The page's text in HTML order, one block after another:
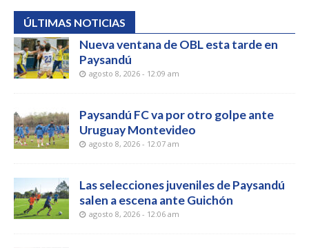
ÚLTIMAS NOTICIAS
Nueva ventana de OBL esta tarde en
Paysandú
agosto 8, 2026 - 12:09 am
Paysandú FC va por otro golpe ante
Uruguay Montevideo
agosto 8, 2026 - 12:07 am
Las selecciones juveniles de Paysandú
salen a escena ante Guichón
agosto 8, 2026 - 12:06 am